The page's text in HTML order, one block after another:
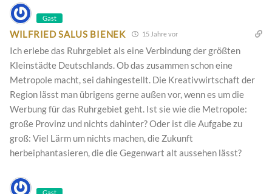
Gast
WILFRIED SALUS BIENEK 15 Jahre vor
Ich erlebe das Ruhrgebiet als eine Verbindung der größten
Kleinstädte Deutschlands. Ob das zusammen schon eine
Metropole macht, sei dahingestellt. Die Kreativwirtschaft der
Region lässt man übrigens gerne außen vor, wenn es um die
Werbung für das Ruhrgebiet geht. Ist sie wie die Metropole:
große Provinz und nichts dahinter? Oder ist die Aufgabe zu
groß: Viel Lärm um nichts machen, die Zukunft
herbeiphantasieren, die die Gegenwart alt aussehen lässt?